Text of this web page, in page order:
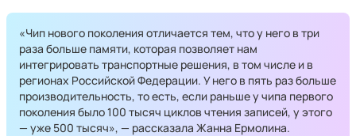
«Чип нового поколения отличается тем, что у него в три
раза больше памяти, которая позволяет нам
интегрировать транспортные решения, в том числе и в
регионах Российской Федерации. У него в пять раз больше
производительность, то есть, если раньше у чипа первого
поколения было 100 тысяч циклов чтения записей, у этого
— уже 500 тысяч», — рассказала Жанна Ермолина.